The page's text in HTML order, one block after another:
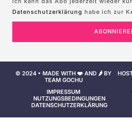
Datenschutzerklärung habe ich zur
© 2024 • MADE WITH ❤️ AND 🌶️ BY
TEAM GOCHU
IMPRESSUM
NUTZUNGSBEDINGUNGEN
DATENSCHUTZERKLÄRUNG